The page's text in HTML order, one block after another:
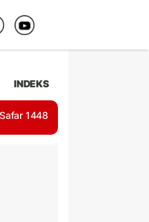
INDEKS
1448